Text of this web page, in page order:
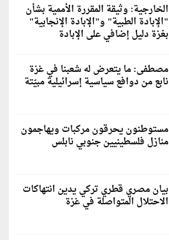
الخارجية: وثيقة المقررة الأممية بشأن
"الإبادة الطبية" و"الإبادة الإنجابية"
بغزة دليل إضافي على الإبادة
مصطفى: ما يتعرض له شعبنا في غزة
نابع من دوافع سياسية إسرائيلية مبيّتة
مستوطنون يحرقون مركبات ويهاجمون
منازل فلسطينيين جنوبي نابلس
بيان مصري قطري تركي يدين انتهاكات
الاحتلال المتواصلة في غزة